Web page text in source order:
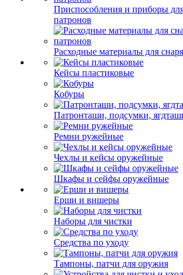
Приспособления и приборы
патронов
Расходные материалы для
Кейсы пластиковые
Кобуры
Патронташи, подсумки,
Ремни ружейные
Чехлы и кейсы оружейные
Шкафы и сейфы оружейные
Ерши и вишеры
Наборы для чистки
Средства по уходу
Тампоны, патчи для оружия